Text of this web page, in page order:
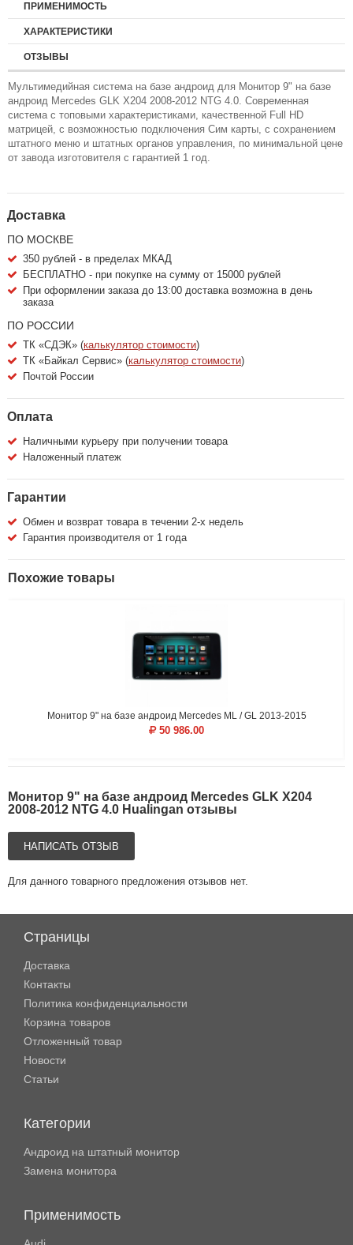
ПРИМЕНИМОСТЬ
ХАРАКТЕРИСТИКИ
ОТЗЫВЫ
Мультимедийная система на базе андроид для Монитор 9" на базе
андроид Mercedes GLK X204 2008-2012 NTG 4.0. Современная
система с топовыми характеристиками, качественной Full HD
матрицей, с возможностью подключения Сим карты, с сохранением
штатного меню и штатных органов управления, по минимальной цене
от завода изготовителя с гарантией 1 год.
Доставка
ПО МОСКВЕ
350 рублей - в пределах МКАД
БЕСПЛАТНО - при покупке на сумму от 15000 рублей
При оформлении заказа до 13:00 доставка возможна в день
заказа
ПО РОССИИ
ТК «СДЭК» (калькулятор стоимости)
ТК «Байкал Сервис» (калькулятор стоимости)
Почтой России
Оплата
Наличными курьеру при получении товара
Наложенный платеж
Гарантии
Обмен и возврат товара в течении 2-х недель
Гарантия производителя от 1 года
Похожие товары
Монитор 9" на базе андроид Mercedes ML / GL 2013-2015
50 986.00
Монитор 9" на базе андроид Mercedes GLK X204
2008-2012 NTG 4.0 Hualingan отзывы
НАПИСАТЬ ОТЗЫВ
Для данного товарного предложения отзывов нет.
Страницы
Доставка
Контакты
Политика конфиденциальности
Корзина товаров
Отложенный товар
Новости
Статьи
Категории
Андроид на штатный монитор
Замена монитора
Применимость